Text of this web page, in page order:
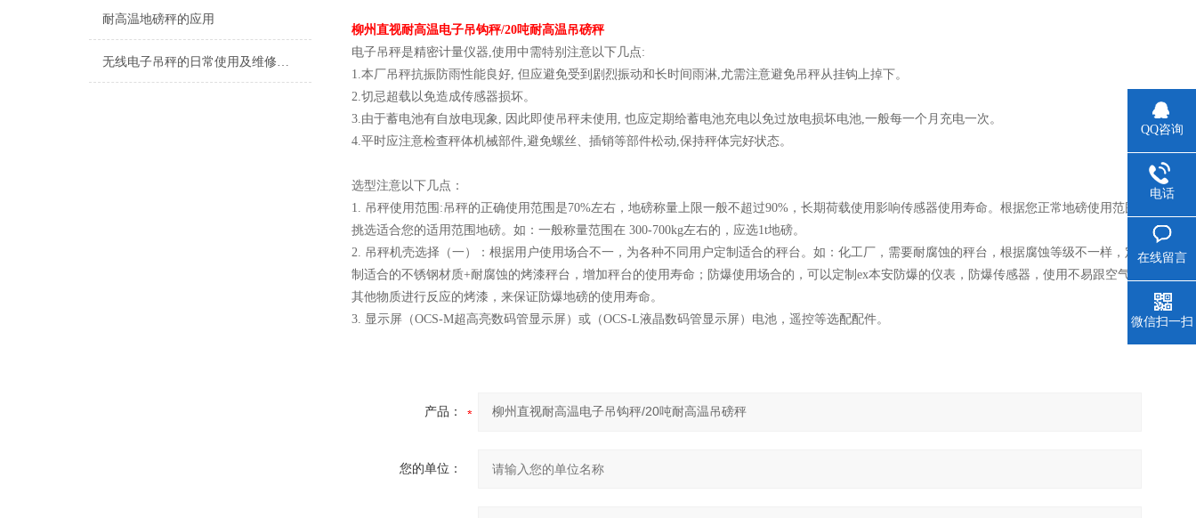
耐高温地磅秤的应用
无线电子吊秤的日常使用及维修保养
柳州直视耐高温电子吊钩秤/20吨耐高温吊磅秤
电子吊秤是精密计量仪器,使用中需特别注意以下几点:
1.本厂吊秤抗振防雨性能良好, 但应避免受到剧烈振动和长时间雨淋,尤需注意避免吊秤从挂钩上掉下。
2.切忌超载以免造成传感器损坏。
3.由于蓄电池有自放电现象, 因此即使吊秤未使用, 也应定期给蓄电池充电以免过放电损坏电池,一般每一个月充电一次。
4.平时应注意检查秤体机械部件,避免螺丝、插销等部件松动,保持秤体完好状态。
选型注意以下几点：
1. 吊秤使用范围:吊秤的正确使用范围是70%左右，地磅称量上限一般不超过90%，长期荷载使用影响传感器使用寿命。根据您正常地磅使用范围
挑选适合您的适用范围地磅。如：一般称量范围在 300-700kg左右的，应选1t地磅。
2. 吊秤机壳选择（一）：根据用户使用场合不一，为各种不同用户定制适合的秤台。如：化工厂，需要耐腐蚀的秤台，根据腐蚀等级不一样，定
制适合的不锈钢材质+耐腐蚀的烤漆秤台，增加秤台的使用寿命；防爆使用场合的，可以定制ex本安防爆的仪表，防爆传感器，使用不易跟空气
其他物质进行反应的烤漆，来保证防爆地磅的使用寿命。
3. 显示屏（OCS-M超高亮数码管显示屏）或（OCS-L液晶数码管显示屏）电池，遥控等选配配件。
产品：
您的单位：
QQ咨询
电话
在线留言
微信扫一扫